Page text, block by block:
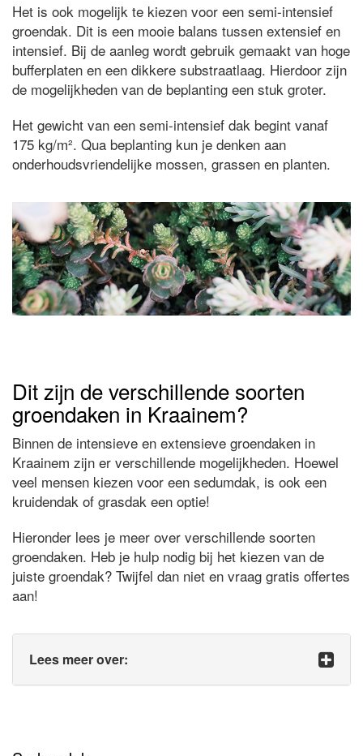
Het is ook mogelijk te kiezen voor een semi-intensief
groendak. Dit is een mooie balans tussen extensief en
intensief. Bij de aanleg wordt gebruik gemaakt van hoge
bufferplaten en een dikkere substraatlaag. Hierdoor zijn
de mogelijkheden van de beplanting een stuk groter.
Het gewicht van een semi-intensief dak begint vanaf
175 kg/m². Qua beplanting kun je denken aan
onderhoudsvriendelijke mossen, grassen en planten.
Dit zijn de verschillende soorten
groendaken in Kraainem?
Binnen de intensieve en extensieve groendaken in
Kraainem zijn er verschillende mogelijkheden. Hoewel
veel mensen kiezen voor een sedumdak, is ook een
kruidendak of grasdak een optie!
Hieronder lees je meer over verschillende soorten
groendaken. Heb je hulp nodig bij het kiezen van de
juiste groendak? Twijfel dan niet en vraag gratis offertes
aan!
Lees meer over: